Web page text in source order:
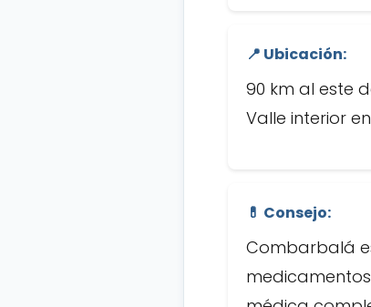
📍 Ubicación:
90 km al este
Valle interior
💊 Consejo:
Combarbalá